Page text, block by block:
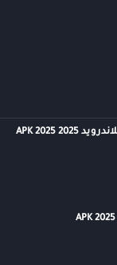
تنزيل لعبه Farm Heroes Saga مهكرة للاندرويد APK 2025 2025